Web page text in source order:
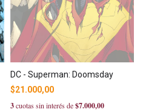
DC - Superman: Doomsday
$21.000,00
3cuotas sin interés de$7.000,00